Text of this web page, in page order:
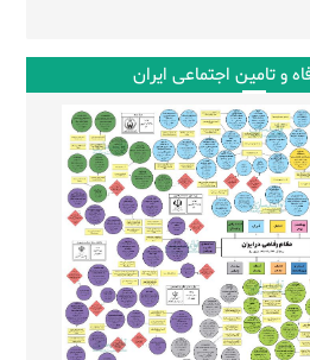
و تامین اجتماعی ایران